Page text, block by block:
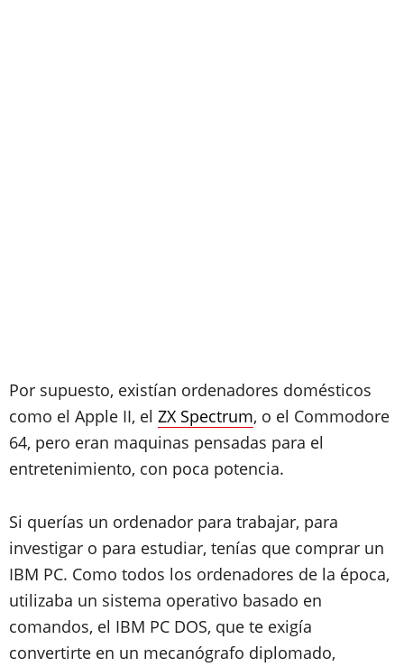
Por supuesto, existían ordenadores domésticos
como el Apple II, el ZX Spectrum, o el Commodore
64, pero eran maquinas pensadas para el
entretenimiento, con poca potencia.
Si querías un ordenador para trabajar, para
investigar o para estudiar, tenías que comprar un
IBM PC. Como todos los ordenadores de la época,
utilizaba un sistema operativo basado en
comandos, el IBM PC DOS, que te exigía
convertirte en un mecanógrafo diplomado,